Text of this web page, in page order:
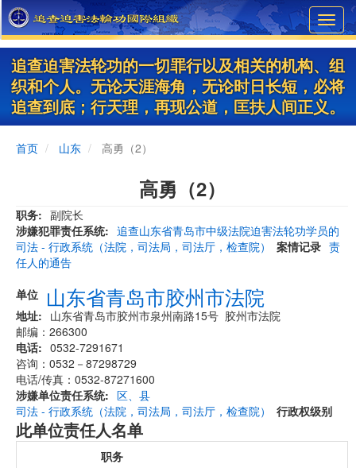
Skip
to
main
content
追查迫害法轮功的一切罪行以及相关的机构、组
织和个人。无论天涯海角，无论时日长短，必将
追查到底；行天理，再现公道，匡扶人间正义。
首页 山东 高勇（2）
高勇（2）
职务
副院长
涉嫌犯罪责任系统
司法 - 行政系统（法院，司法局，司法厅，检查院）
案情记录
追查山东省青岛市中级法院迫害法轮功学员的
责
任人的通告
单位 山东省青岛市胶州市法院
地址
山东省青岛市胶州市泉州南路15号 胶州市法院
邮编：266300
电话
0532-7291671
咨询：0532－87298729
电话/传真：0532-87271600
涉嫌单位责任系统
司法 - 行政系统（法院，司法局，司法厅，检查院）
行政权级别
区、县
此单位责任人名单
职务